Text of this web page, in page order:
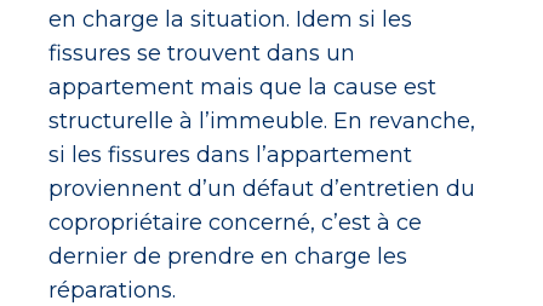
en charge la situation. Idem si les
fissures se trouvent dans un
appartement mais que la cause est
structurelle à l’immeuble. En revanche,
si les fissures dans l’appartement
proviennent d’un défaut d’entretien du
copropriétaire concerné, c’est à ce
dernier de prendre en charge les
réparations.